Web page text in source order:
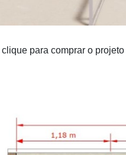
para comprar o projeto